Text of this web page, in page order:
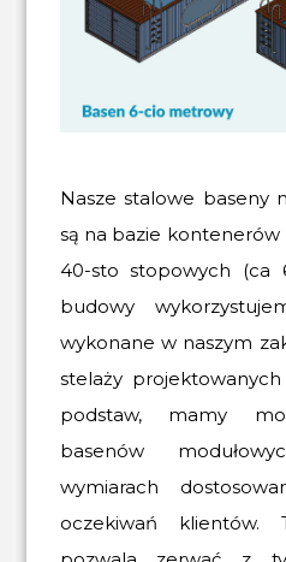
Nasze stalowe baseny
są na bazie kontenerów
40-sto stopowych
budowy
wykonane w naszym
stelaży
podstaw, mamy
basenów
wymiarach
oczekiwań